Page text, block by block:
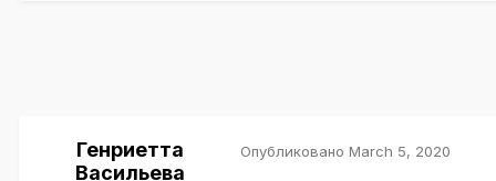
Генриетта
Васильева
Опубликовано March 5, 2020